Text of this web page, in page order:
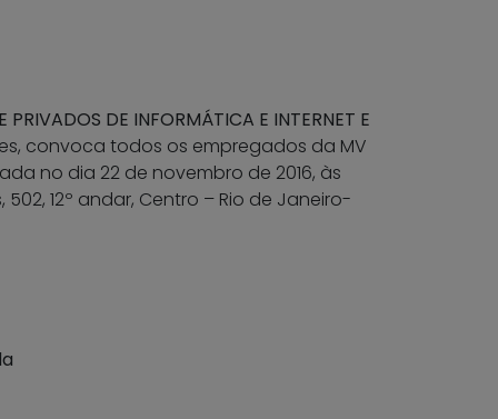
DE INFORMÁTICA E INTERNET E
convoca todos os empregados da MV
no dia 22 de novembro de 2016, às
12º andar, Centro – Rio de Janeiro-